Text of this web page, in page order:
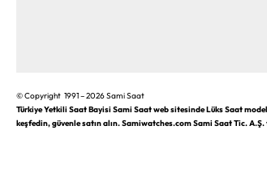
© Copyright 1991 – 2026 Sami Saat
Türkiye Yetkili Saat Bayisi Sami Saat web sitesinde Lüks Saat
keşfedin, güvenle satın alın. Samiwatches.com Sami Saat Tic. A.Ş.